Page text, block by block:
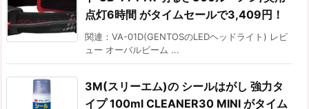
点灯6時間 がタイムセールで3,409円！
関連：VA-01D(GENTOSのLEDヘッドライト) レビ
ュー オーバルビーム ...
3M(スリーエム)の シールはがし 強力タ
イプ 100ml CLEANER30 MINI がタイム